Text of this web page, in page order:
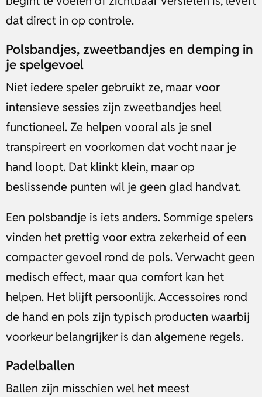
dat direct in op controle.
Polsbandjes, zweetbandjes en demping in
je spelgevoel
Niet iedere speler gebruikt ze, maar voor
intensieve sessies zijn zweetbandjes heel
functioneel. Ze helpen vooral als je snel
transpireert en voorkomen dat vocht naar je
hand loopt. Dat klinkt klein, maar op
beslissende punten wil je geen glad handvat.
Een polsbandje is iets anders. Sommige spelers
vinden het prettig voor extra zekerheid of een
compacter gevoel rond de pols. Verwacht geen
medisch effect, maar qua comfort kan het
helpen. Het blijft persoonlijk. Accessoires rond
de hand en pols zijn typisch producten waarbij
voorkeur belangrijker is dan algemene regels.
Padelballen
Ballen zijn misschien wel het meest